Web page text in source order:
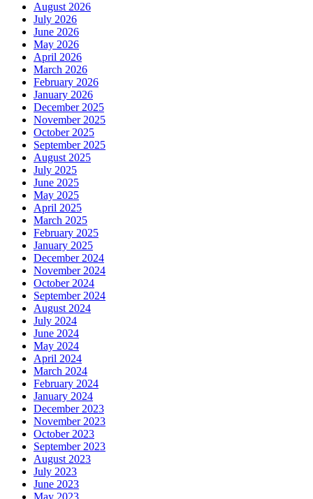
August 2026
July 2026
June 2026
May 2026
April 2026
March 2026
February 2026
January 2026
December 2025
November 2025
October 2025
September 2025
August 2025
July 2025
June 2025
May 2025
April 2025
March 2025
February 2025
January 2025
December 2024
November 2024
October 2024
September 2024
August 2024
July 2024
June 2024
May 2024
April 2024
March 2024
February 2024
January 2024
December 2023
November 2023
October 2023
September 2023
August 2023
July 2023
June 2023